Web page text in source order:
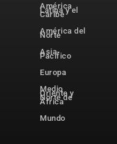
América
Latina y el
Caribe
América del
Norte
Asia-
Pacífico
Europa
Medio
Oriente y
Norte de
África
Mundo